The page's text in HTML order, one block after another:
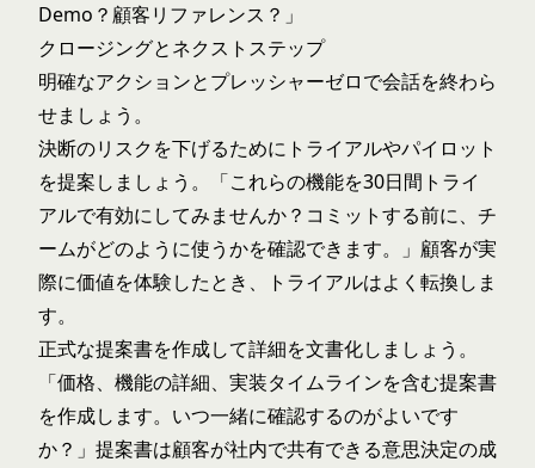
Demo？顧客リファレンス？」
クロージングとネクストステップ
明確なアクションとプレッシャーゼロで会話を終わら
せましょう。
決断のリスクを下げるためにトライアルやパイロット
を提案しましょう。「これらの機能を30日間トライ
アルで有効にしてみませんか？コミットする前に、チ
ームがどのように使うかを確認できます。」顧客が実
際に価値を体験したとき、トライアルはよく転換しま
す。
正式な提案書を作成して詳細を文書化しましょう。
「価格、機能の詳細、実装タイムラインを含む提案書
を作成します。いつ一緒に確認するのがよいです
か？」提案書は顧客が社内で共有できる意思決定の成